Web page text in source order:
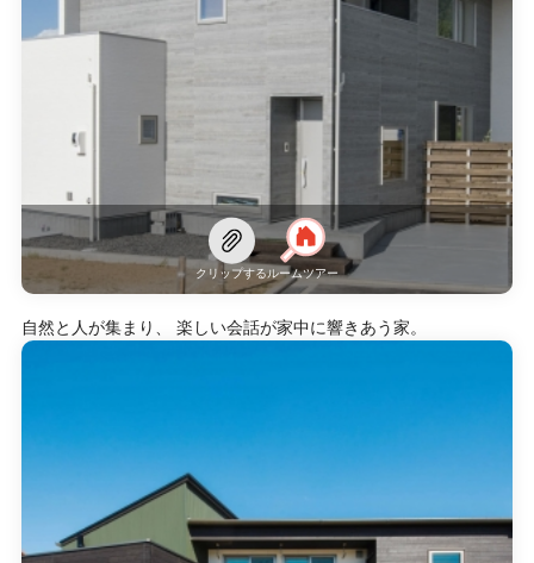
クリップするルームツアー
自然と人が集まり、 楽しい会話が家中に響きあう家。